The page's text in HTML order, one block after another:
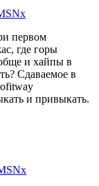
первом
где горы
и хайпы в
Сдаваемое в
и привыкать.